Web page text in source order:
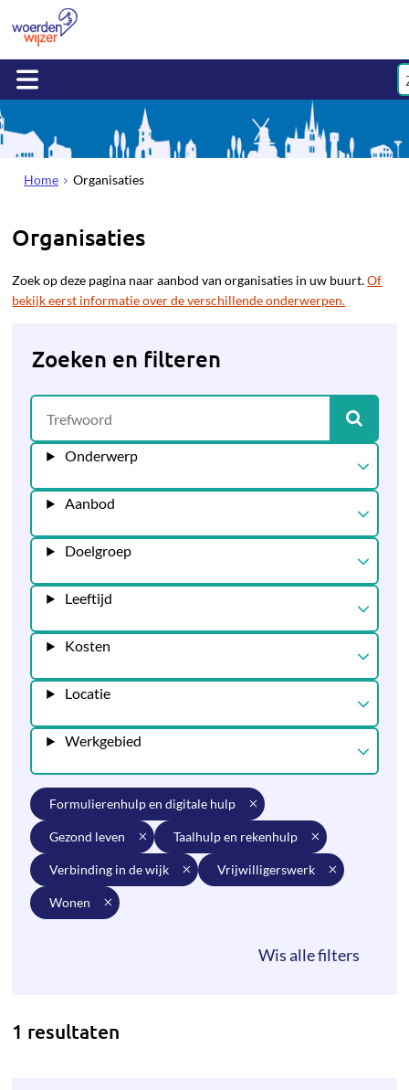
Home Organisaties
Organisaties
Zoek op deze pagina naar aanbod van organisaties in uw buurt.Of
bekijk eerst informatie over de verschillende onderwerpen.
Zoeken en filteren
Onderwerp
Aanbod
Doelgroep
Leeftijd
Kosten
Locatie
Werkgebied
formulierenhulp en digitale hulp
gezond leven taalhulp en rekenhulp
verbinding in de wijk vrijwilligerswerk
wonen
1 resultaten